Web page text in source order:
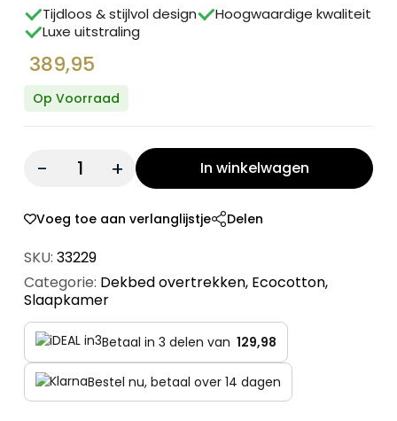
Tijdloos & stijlvol design
Hoogwaardige kwaliteit
Luxe uitstraling
389,95
Op Voorraad
Quantity: In winkelwagen
Voeg toe aan verlanglijstje Delen
SKU: 33229
Categorie: Dekbed overtrekken, Ecocotton,
Slaapkamer
Betaal in 3 delen van 129,98
Bestel nu, betaal over 14 dagen